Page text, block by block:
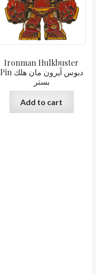
Ironman Hulkbuster
Pin دبوس آيرون مان هلك
بستر
Add to cart